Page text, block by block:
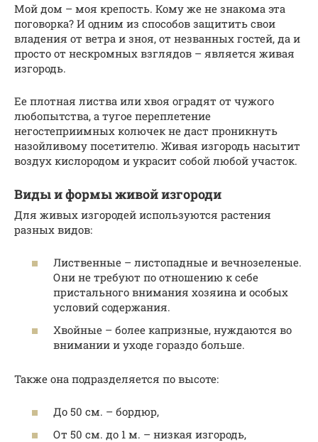
Мой дом – моя крепость. Кому же не знакома эта
поговорка? И одним из способов защитить свои
владения от ветра и зноя, от незванных гостей, да и
просто от нескромных взглядов – является живая
изгородь.
Ее плотная листва или хвоя оградят от чужого
любопытства, а тугое переплетение
негостеприимных колючек не даст проникнуть
назойливому посетителю. Живая изгородь насытит
воздух кислородом и украсит собой любой участок.
Виды и формы живой изгороди
Для живых изгородей используются растения
разных видов:
Лиственные – листопадные и вечнозеленые.
Они не требуют по отношению к себе
пристального внимания хозяина и особых
условий содержания.
Хвойные – более капризные, нуждаются во
внимании и уходе гораздо больше.
Также она подразделяется по высоте:
До 50 см. – бордюр,
От 50 см. до 1 м. – низкая изгородь,